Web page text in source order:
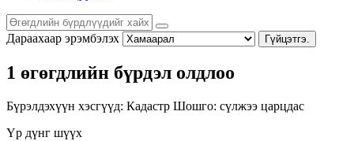
Дараахаар эрэмбэлэх Гүйцэтгэ.
1 өгөгдлийн бүрдэл олдлоо
Бүрэлдэхүүн хэсгүүд: Кадастр Шошго: сүлжээ царцдас
Үр дүнг шүүх